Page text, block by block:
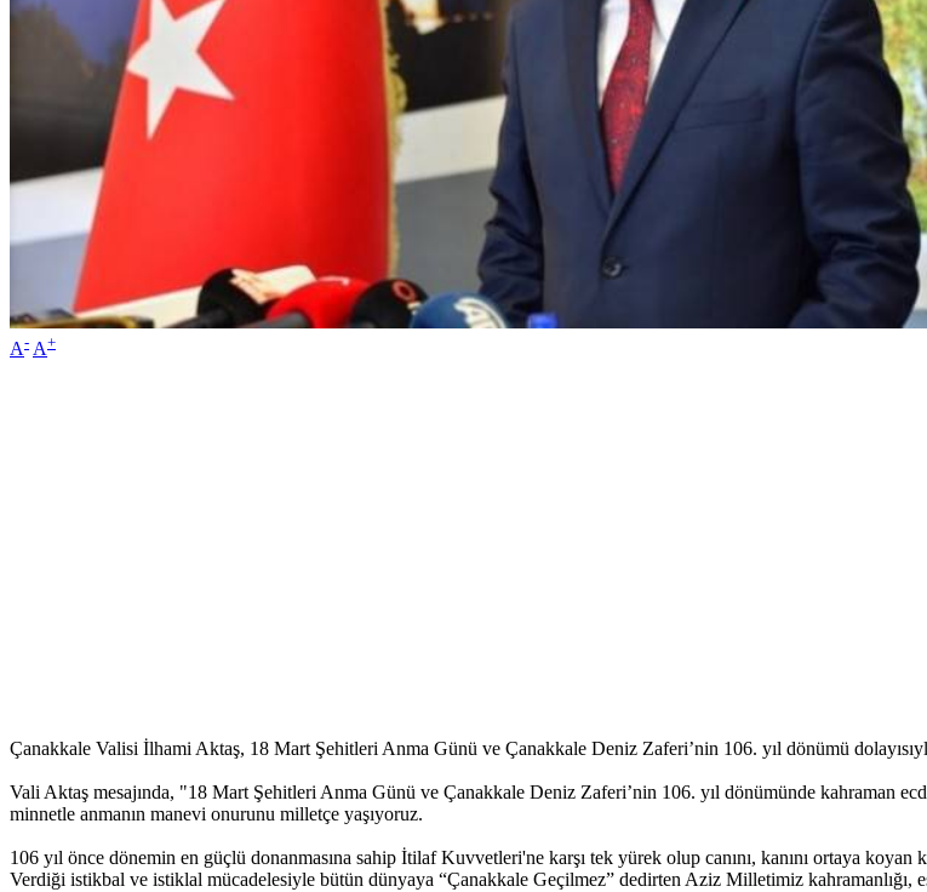
A- A+
Çanakkale Valisi İlhami Aktaş, 18 Mart Şehitleri Anma Günü ve Çanakkale Deniz Zaferi’nin 106. yıl dönümü
Vali Aktaş mesajında, "18 Mart Şehitleri Anma Günü ve Çanakkale Deniz Zaferi’nin 106. yıl dönümünde kahraman
minnetle anmanın manevi onurunu milletçe yaşıyoruz.
106 yıl önce dönemin en güçlü donanmasına sahip İtilaf Kuvvetleri'ne karşı tek yürek olup canını, kanını ortaya
Verdiği istikbal ve istiklal mücadelesiyle bütün dünyaya “Çanakkale Geçilmez” dedirten Aziz Milletimiz kahramanlığı,